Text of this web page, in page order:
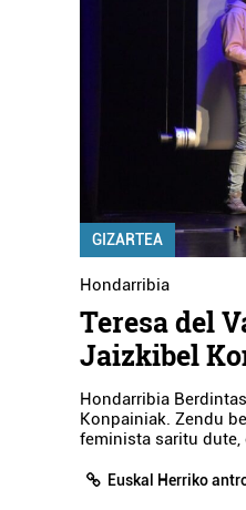
GIZARTEA
Hondarribia
Teresa del
Jaizkibel
Hondarribia
Konpainiak. Zendu
feminista saritu dute,
Euskal Herriko